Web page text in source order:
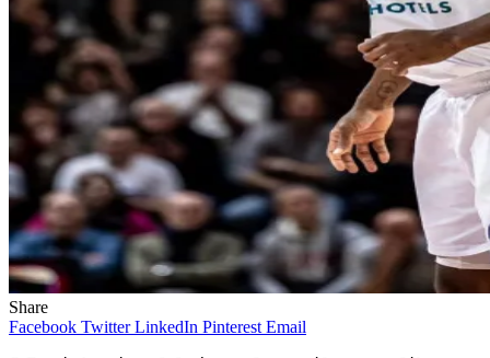
Share
Facebook Twitter LinkedIn Pinterest Email